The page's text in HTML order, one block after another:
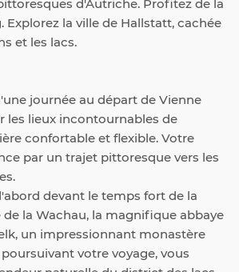
d'Autriche. Profitez de la
Explorez la ville de Hallstatt, cachée
et les lacs.
journée au départ de Vienne
les lieux incontournables de
confortable et flexible. Votre
par un trajet pittoresque vers les
devant le temps fort de la
la Wachau, la magnifique abbaye
un impressionnant monastère
votre voyage, vous